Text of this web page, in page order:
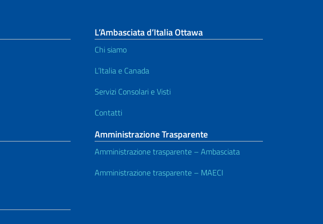
L’Ambasciata d’Italia Ottawa
Chi siamo
L’Italia e Canada
Servizi Consolari e Visti
Contatti
Amministrazione Trasparente
Amministrazione trasparente – Ambasciata
Amministrazione trasparente – MAECI